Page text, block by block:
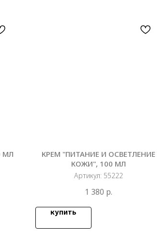
МЛ
КРЕМ "ПИТАНИЕ И ОСВЕТЛЕНИЕ
КОЖИ", 100 МЛ
Артикул: 55222
1 380 р.
купить